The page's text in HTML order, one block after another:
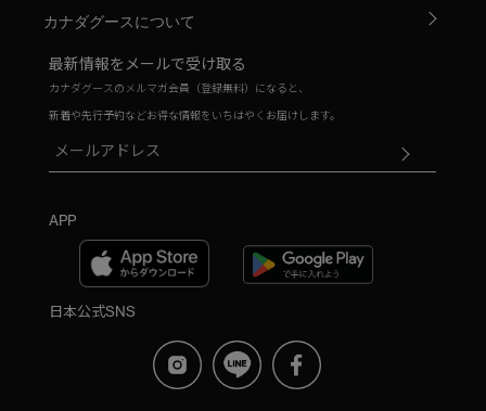
カナダグースについて
最新情報をメールで受け取る
カナダグースのメルマガ会員（登録無料）になると、
新着や先行予約などお得な情報をいちはやくお届けします。
APP
日本公式SNS